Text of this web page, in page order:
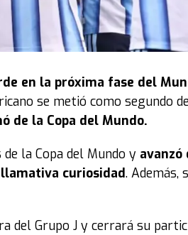
en la próxima fase del
se metió como segundo
de la Copa del Mundo.
la Copa del Mundo y avanzó
curiosidad. Además,
del Grupo J y cerrará su